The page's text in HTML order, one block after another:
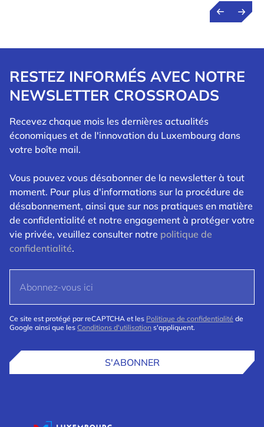
RESTEZ INFORMÉS AVEC NOTRE
NEWSLETTER CROSSROADS
Recevez chaque mois les dernières actualités
économiques et de l'innovation du Luxembourg dans
votre boîte mail.
Vous pouvez vous désabonner de la newsletter à tout
moment. Pour plus d'informations sur la procédure de
désabonnement, ainsi que sur nos pratiques en matière
de confidentialité et notre engagement à protéger votre
vie privée, veuillez consulter notre politique de
confidentialité.
Ce site est protégé par reCAPTCHA et les Politique de confidentialité de
Google ainsi que les Conditions d'utilisation s'appliquent.
S'ABONNER